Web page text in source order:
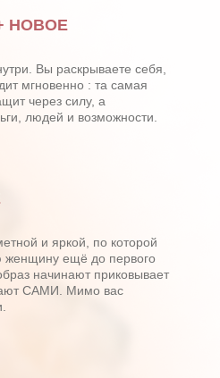
НОВОЕ
Вы раскрываете себя,
мгновенно : та самая
через силу, а
людей и возможности.
и яркой, по которой
женщину ещё до первого
начинают приковывает
САМИ. Мимо вас